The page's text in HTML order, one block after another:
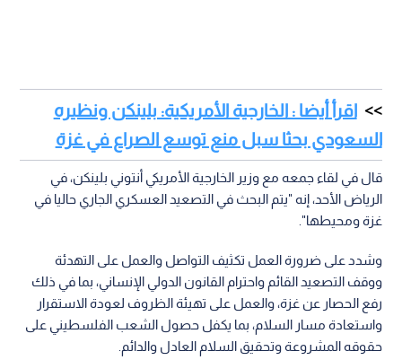
اقرأ أيضا : الخارجية الأمريكية: بلينكن ونظيره
السعودي بحثا سبل منع توسع الصراع في غزة
قال في لقاء جمعه مع وزير الخارجية الأمريكي أنتوني بلينكن، في
الرياض الأحد، إنه "يتم البحث في التصعيد العسكري الجاري حاليا في
غزة ومحيطها".
وشدد على ضرورة العمل تكثيف التواصل والعمل على التهدئة
ووقف التصعيد القائم واحترام القانون الدولي الإنساني، بما في ذلك
رفع الحصار عن غزة، والعمل على تهيئة الظروف لعودة الاستقرار
واستعادة مسار السلام، بما يكفل حصول الشعب الفلسطيني على
حقوقه المشروعة وتحقيق السلام العادل والدائم.